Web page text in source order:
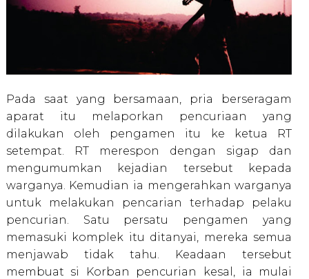
Pada saat yang bersamaan, pria berseragam
aparat itu melaporkan pencuriaan yang
dilakukan oleh pengamen itu ke ketua RT
setempat. RT merespon dengan sigap dan
mengumumkan kejadian tersebut kepada
warganya. Kemudian ia mengerahkan warganya
untuk melakukan pencarian terhadap pelaku
pencurian. Satu persatu pengamen yang
memasuki komplek itu ditanyai, mereka semua
menjawab tidak tahu. Keadaan tersebut
membuat si Korban pencurian kesal, ia mulai